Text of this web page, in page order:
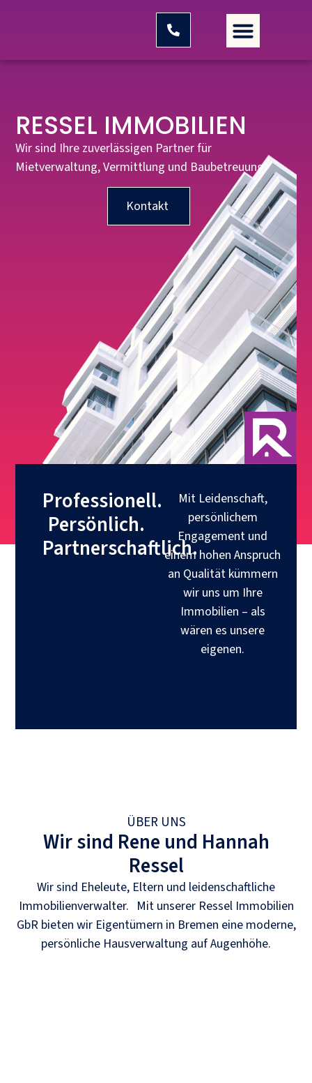
RESSEL IMMOBILIEN
Wir sind Ihre zuverlässigen Partner für
Mietverwaltung, Vermittlung und Baubetreuung.
Kontakt
Professionell.
Persönlich.
Partnerschaftlich.
Mit Leidenschaft,
persönlichem
Engagement und
einem hohen Anspruch
an Qualität kümmern
wir uns um Ihre
Immobilien – als
wären es unsere
eigenen.
ÜBER UNS
Wir sind Rene und Hannah
Ressel
Wir sind Eheleute, Eltern und leidenschaftliche
Immobilienverwalter. Mit unserer Ressel Immobilien
GbR bieten wir Eigentümern in Bremen eine moderne,
persönliche Hausverwaltung auf Augenhöhe.